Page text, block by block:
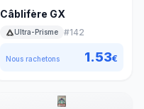
Câblifère GX
Ultra-Prisme #142
Nous rachetons 1.53€